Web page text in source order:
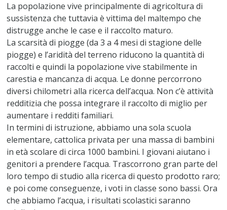
La popolazione vive principalmente di agricoltura di
sussistenza che tuttavia è vittima del maltempo che
distrugge anche le case e il raccolto maturo.
La scarsità di piogge (da 3 a 4 mesi di stagione delle
piogge) e l’aridità del terreno riducono la quantità di
raccolti e quindi la popolazione vive stabilmente in
carestia e mancanza di acqua. Le donne percorrono
diversi chilometri alla ricerca dell’acqua. Non c’è attività
redditizia che possa integrare il raccolto di miglio per
aumentare i redditi familiari.
In termini di istruzione, abbiamo una sola scuola
elementare, cattolica privata per una massa di bambini
in età scolare di circa 1000 bambini. I giovani aiutano i
genitori a prendere l’acqua. Trascorrono gran parte del
loro tempo di studio alla ricerca di questo prodotto raro;
e poi come conseguenze, i voti in classe sono bassi. Ora
che abbiamo l’acqua, i risultati scolastici saranno